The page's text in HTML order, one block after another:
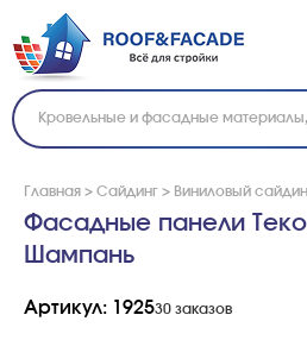
Главная > Сайдинг > Виниловый
Фасадные панели
Шампань
Артикул: 192530 заказов